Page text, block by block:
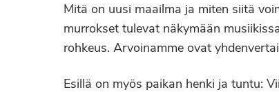
Mitä on uusi maailma ja miten siitä
murrokset tulevat näkymään
rohkeus. Arvoinamme ovat
Esillä on myös paikan henki ja tuntu: